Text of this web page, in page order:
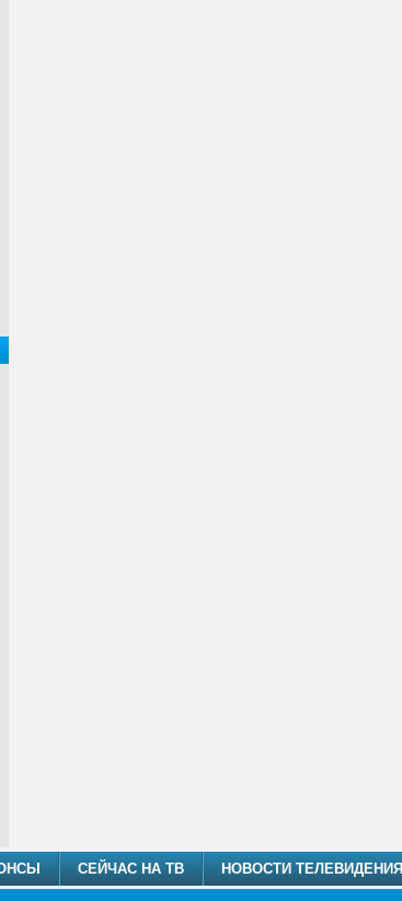
СЕЙЧАС НА ТВ НОВОСТИ ТЕЛЕВИДЕНИЯ